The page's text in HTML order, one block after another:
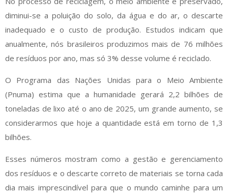
diminui-se a poluição do solo, da água e do ar, o descarte
inadequado e o custo de produção. Estudos indicam que
anualmente, nós brasileiros produzimos mais de 76 milhões
de resíduos por ano, mas só 3% desse volume é reciclado.
O Programa das Nações Unidas para o Meio Ambiente
(Pnuma) estima que a humanidade gerará 2,2 bilhões de
toneladas de lixo até o ano de 2025, um grande aumento, se
considerarmos que hoje a quantidade está em torno de 1,3
bilhões.
Esses números mostram como a gestão e gerenciamento
dos resíduos e o descarte correto de materiais se torna cada
dia mais imprescindível para que o mundo caminhe para um